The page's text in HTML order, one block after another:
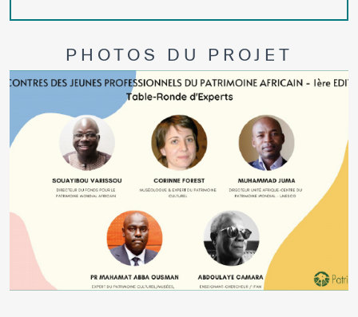
PHOTOS DU PROJET